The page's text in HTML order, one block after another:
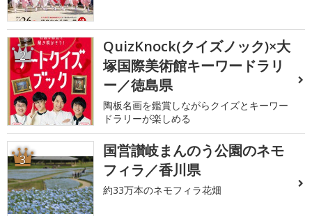
2
QuizKnock(クイズノック)×大
塚国際美術館キーワードラリ
ー／徳島県
陶板名画を鑑賞しながらクイズとキーワー
ドラリーが楽しめる
3
国営讃岐まんのう公園のネモ
フィラ／香川県
約33万本のネモフィラ花畑